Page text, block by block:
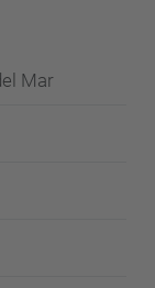
Mar